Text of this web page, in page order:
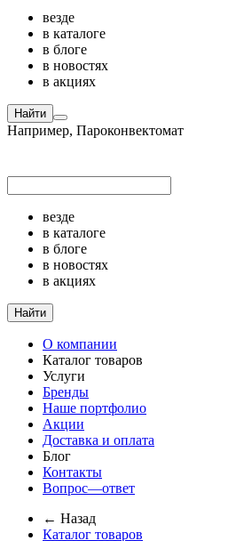
везде
в каталоге
в блоге
в новостях
в акциях
Найти
Например, Пароконвектомат
везде
в каталоге
в блоге
в новостях
в акциях
Найти
О компании
Каталог товаров
Услуги
Бренды
Наше портфолио
Акции
Доставка и оплата
Блог
Контакты
Вопрос—ответ
← Назад
Каталог товаров